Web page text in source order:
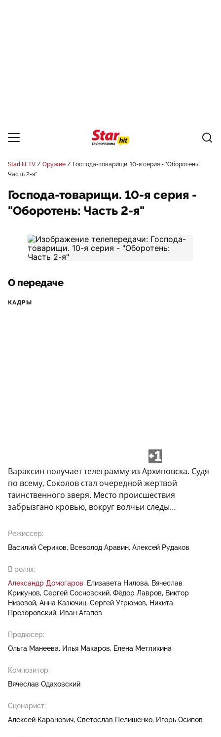
StarHit TV Оружие
Господа-товарищи. 10-я серия - "Оборотень:
Часть 2-я"
Господа-товарищи. 10-я серия -
"Оборотень: Часть 2-я"
О передаче
КАДРЫ
+1
Вараксин получает телеграмму из Архиповска. Судя
по всему, Соколов стал очередной жертвой
таинственного зверя. Место происшествия
забрызгано кровью, вокруг волчьи следы…
Режиссер:
Василий Сериков
Всеволод Аравин Алексей Рудаков
В ролях:
Александр Домогаров
Елизавета Нилова Вячеслав
Крикунов Сергей Сосновский Фёдор Лавров
Виктор
Низовой Анна Казючиц Сергей Угрюмов
Никита
Прозоровский Иван Агапов
Продюсер:
Ольга Манеева Илья Макаров Елена Метликина
Композитор:
Вячеслав Одаховский
Сценарист:
Алексей Каранович Светослав Пелишенко Игорь Осипов